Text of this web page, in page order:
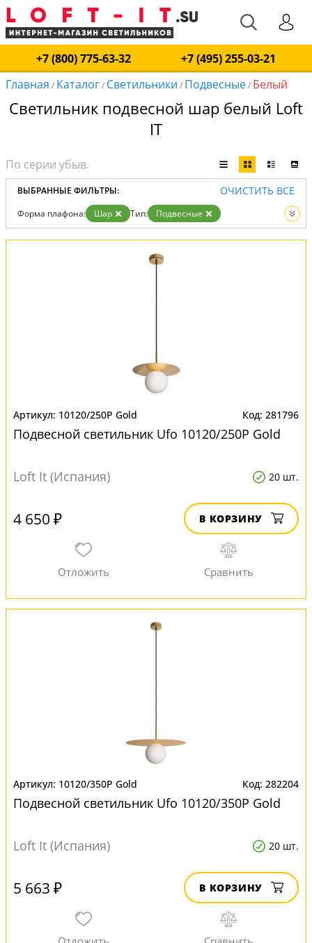
+7 (800) 775-63-32
+7 (495) 255-03-21
Главная / Каталог/ Светильники / Подвесные/ Белый
Светильник подвесной шар белый Loft
IT
ВЫБРАННЫЕ ФИЛЬТРЫ: ОЧИСТИТЬ ВСЕ
Форма плафона: Шар Тип:
Подвесные
Цвет:
Белый Вид: Светильники
10120/250P Gold 281796
Подвесной светильник Ufo 10120/250P Gold
Loft It (Испания) 20 шт.
4 650 ₽ В КОРЗИНУ
10120/350P Gold 282204
Подвесной светильник Ufo 10120/350P Gold
Loft It (Испания) 20 шт.
5 663 ₽ В КОРЗИНУ